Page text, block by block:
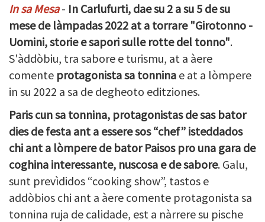
In sa Mesa- In Carlufurti, dae su 2 a su 5 de su
mese de làmpadas 2022 at a torrare "Girotonno -
Uomini, storie e sapori sulle rotte del tonno".
S'àddòbiu, tra sabore e turismu, at a àere
comente protagonista sa tonnina e at a lòmpere
in su 2022 a sa de degheoto editziones.
Paris cun sa tonnina, protagonistas de sas bator
dies de festa ant a essere sos “chef” isteddados
chi ant a lòmpere de bator Paisos pro una gara de
coghina interessante, nuscosa e de sabore. Galu,
sunt prevìdidos “cooking show”, tastos e
addòbios chi ant a àere comente protagonista sa
tonnina ruja de calidade, est a nàrrere su pische